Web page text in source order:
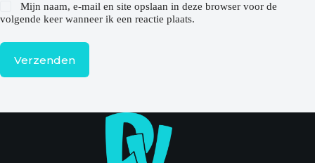
Mijn naam, e-mail en site opslaan in deze browser voor de
volgende keer wanneer ik een reactie plaats.
Verzenden